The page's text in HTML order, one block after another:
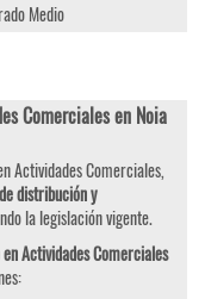
Medio
Comerciales en Noia
Actividades Comerciales,
distribución y
la legislación vigente.
Actividades Comerciales